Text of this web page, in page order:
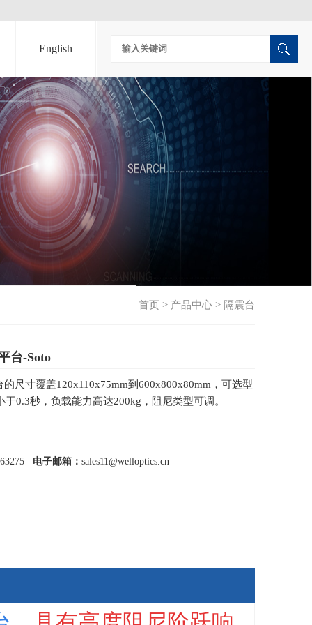
English
首页 > 产品中心 > 隔震台
台-Soto
的尺寸覆盖120x110x75mm到600x800x80mm，可选型
0.3秒，负载能力高达200kg，阻尼类型可调。
电子邮箱： sales11@welloptics.cn